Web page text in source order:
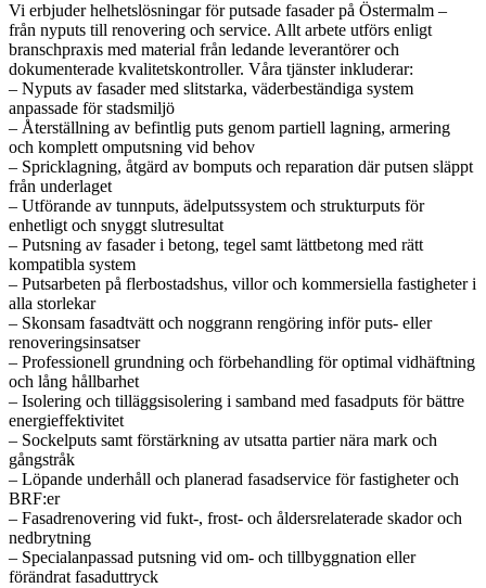
Vi erbjuder helhetslösningar för putsade fasader på Östermalm –
från nyputs till renovering och service. Allt arbete utförs enligt
branschpraxis med material från ledande leverantörer och
dokumenterade kvalitetskontroller. Våra tjänster inkluderar:
– Nyputs av fasader med slitstarka, väderbeständiga system
anpassade för stadsmiljö
– Återställning av befintlig puts genom partiell lagning, armering
och komplett omputsning vid behov
– Spricklagning, åtgärd av bomputs och reparation där putsen släppt
från underlaget
– Utförande av tunnputs, ädelputssystem och strukturputs för
enhetligt och snyggt slutresultat
– Putsning av fasader i betong, tegel samt lättbetong med rätt
kompatibla system
– Putsarbeten på flerbostadshus, villor och kommersiella fastigheter i
alla storlekar
– Skonsam fasadtvätt och noggrann rengöring inför puts- eller
renoveringsinsatser
– Professionell grundning och förbehandling för optimal vidhäftning
och lång hållbarhet
– Isolering och tilläggsisolering i samband med fasadputs för bättre
energieffektivitet
– Sockelputs samt förstärkning av utsatta partier nära mark och
gångstråk
– Löpande underhåll och planerad fasadservice för fastigheter och
BRF:er
– Fasadrenovering vid fukt-, frost- och åldersrelaterade skador och
nedbrytning
– Specialanpassad putsning vid om- och tillbyggnation eller
förändrat fasaduttryck